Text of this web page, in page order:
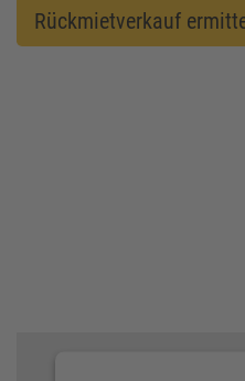
Rückmietverkauf